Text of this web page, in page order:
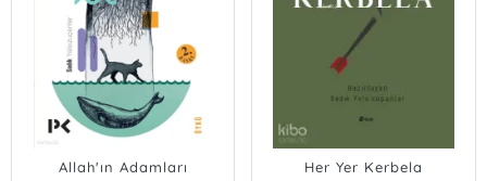
Allah'ın Adamları Her Yer Kerbela